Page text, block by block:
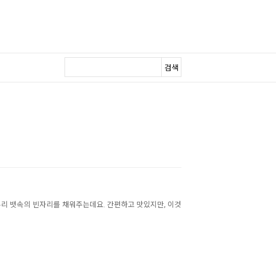
검색
뱃속의 빈자리를 채워주는데요. 간편하고 맛있지만, 이것